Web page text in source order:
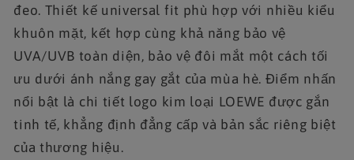
đeo. Thiết kế universal fit phù hợp với nhiều kiểu
khuôn mặt, kết hợp cùng khả năng bảo vệ
UVA/UVB toàn diện, bảo vệ đôi mắt một cách tối
ưu dưới ánh nắng gay gắt của mùa hè. Điểm nhấn
nổi bật là chi tiết logo kim loại LOEWE được gắn
tinh tế, khẳng định đẳng cấp và bản sắc riêng biệt
của thương hiệu.